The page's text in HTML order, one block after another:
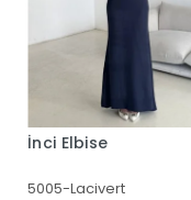
İnci Elbise
5005-Lacivert